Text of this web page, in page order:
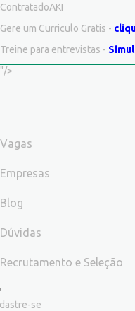
ContratadoAKI
Gere um Curriculo Gratis -
Treine para entrevistas -
"/>
Vagas
Empresas
Blog
Dúvidas
Recrutamento e Seleção
se